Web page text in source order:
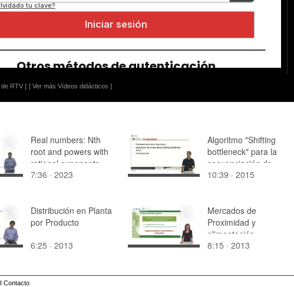
RTV ] [ Ver más Vídeos didácticos ]
Real numbers: Nth
root and powers with
rational exponents
7:36 · 2023
Algoritmo "Shifting
bottleneck" para la
secuenciación de
trabajos en Jobshop
10:39 · 2015
Distribución en Planta
por Producto
6:25 · 2013
Mercados de
Proximidad y
alimentación
8:15 · 2013
I Contacto